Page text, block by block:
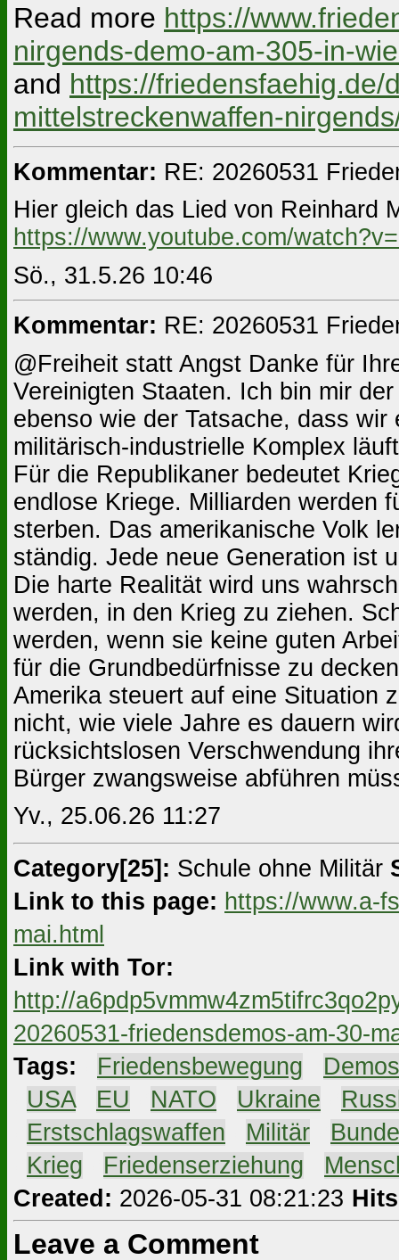
Read more https://
nirgends-demo-am-305-in-
and https://
mittelstreckenwaffen-
Kommentar: RE: 20260531
Hier gleich das Lied von Reinhard
https://www.youtube.com/
Sö., 31.5.26 10:46
Kommentar: RE: 20260531
@Freiheit statt Angst Danke für
Vereinigten Staaten. Ich bin mir
ebenso wie der Tatsache, dass
militärisch-industrielle Komplex
Für die Republikaner bedeutet
endlose Kriege. Milliarden werden
sterben. Das amerikanische Volk
ständig. Jede neue Generation ist
Die harte Realität wird uns
werden, in den Krieg zu ziehen.
werden, wenn sie keine guten
für die Grundbedürfnisse zu
Amerika steuert auf eine Situation
nicht, wie viele Jahre es dauern
rücksichtslosen Verschwendung
Bürger zwangsweise abführen
Yv., 25.06.26 11:27
Category[25]: Schule ohne Militär
Link to this page: https://www.a-
mai.html
Link with Tor:
http://
20260531-friedensdemos-am-30-
Tags:
Friedensbewegung
Demos
USA EU NATO Ukraine
Erstschlagswaffen Militär
Krieg Friedenserziehung
Created: 2026-05-31 08:21:23
Leave a Comment